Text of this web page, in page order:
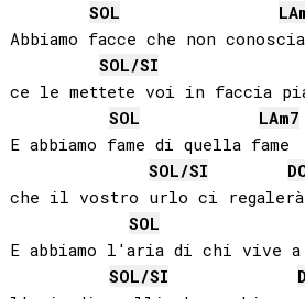
SOL LA
Abbiamo facce che non
SOL/SI
ce le mettete voi in faccia
SOL
LAm7
E abbiamo fame di quella fame
SOL/SI
che il vostro urlo ci regalerà
SOL
E abbiamo l'aria di chi vive a
SOL/SI